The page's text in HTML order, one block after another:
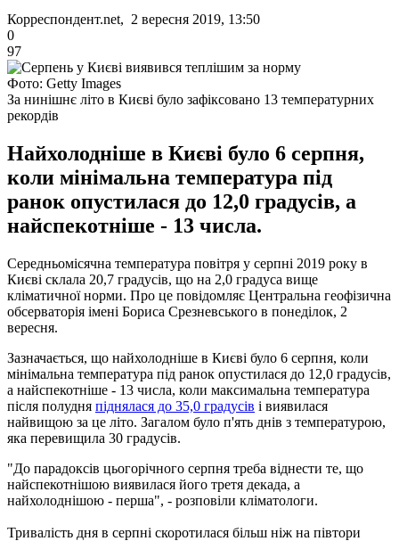
Корреспондент.net, 2 вересня 2019, 13:50
0
97
Фото: Getty Images
За нинішнє літо в Києві було зафіксовано 13 температурних
рекордів
Найхолодніше в Києві було 6 серпня,
коли мінімальна температура під
ранок опустилася до 12,0 градусів, а
найспекотніше - 13 числа.
Середньомісячна температура повітря у серпні 2019 року в
Києві склала 20,7 градусів, що на 2,0 градуса вище
кліматичної норми. Про це повідомляє Центральна геофізична
обсерваторія імені Бориса Срезневського в понеділок, 2
вересня.
Зазначається, що найхолодніше в Києві було 6 серпня, коли
мінімальна температура під ранок опустилася до 12,0 градусів,
а найспекотніше - 13 числа, коли максимальна температура
після полудня піднялася до 35,0 градусів і виявилася
найвищою за це літо. Загалом було п'ять днів з температурою,
яка перевищила 30 градусів.
"До парадоксів цьогорічного серпня треба віднести те, що
найспекотнішою виявилася його третя декада, а
найхолоднішою - перша", - розповіли кліматологи.
Тривалість дня в серпні скоротилася більш ніж на півтори